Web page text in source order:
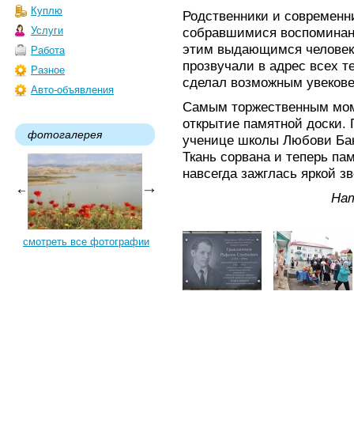
Куплю
Услуги
Работа
Разное
Авто-объявления
фотогалерея
смотреть все фотографии
Родственники и
собравшимися
этим выдающимся
прозвучали в адрес всех
сделал возможным
Самым торжественным
открытие памятной доски.
ученице школы Любови
Ткань сорвана и теперь
навсегда зажглась яркой